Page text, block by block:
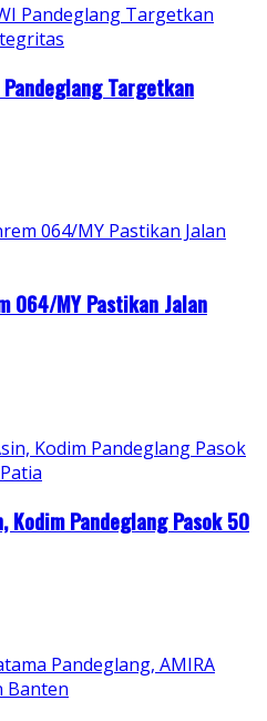
Targetkan
064/MY Pastikan Jalan
Kodim Pandeglang Pasok 50